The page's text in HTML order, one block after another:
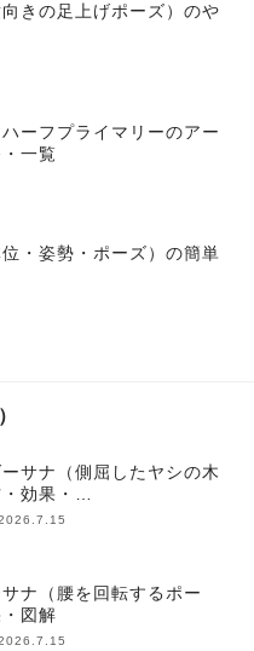
きの足上げポーズ）のや
ーフプライマリーのアー
一覧
・姿勢・ポーズ）の簡単
サナ（側屈したヤシの木
効果・…
ナ（腰を回転するポー
図解